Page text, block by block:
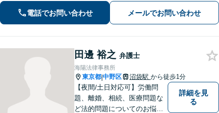
問題、離婚問題、成人・少年の刑事事
件、相続問題、学校問題、行政事件、
企業法務に強い関心があります。
電話でお問い合わせ メールでお問い合わせ
田邊 裕之 弁護士
海陽法律事務所
東京都|中野区 沼袋駅 から徒歩1分
【夜間/土日対応可】労働問
題、離婚、相続、医療問題な
ど法的問題についてのお悩み
詳細を見
る